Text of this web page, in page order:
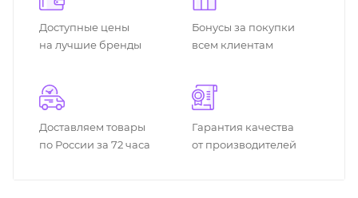
Доступные цены
на лучшие бренды
Бонусы за покупки
всем клиентам
Доставляем товары
по России за 72 часа
Гарантия качества
от производителей